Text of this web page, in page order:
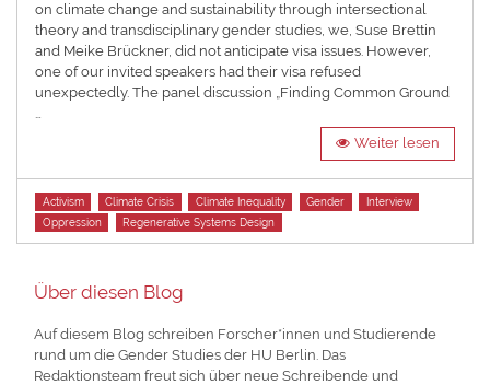
on climate change and sustainability through intersectional
theory and transdisciplinary gender studies, we, Suse Brettin
and Meike Brückner, did not anticipate visa issues. However,
one of our invited speakers had their visa refused
unexpectedly. The panel discussion „Finding Common Ground
…
Weiter lesen
Tags
Activism Climate Crisis Climate Inequality Gender
Interview
Oppression
Regenerative Systems Design
Über diesen Blog
Auf diesem Blog schreiben Forscher*innen und Studierende
rund um die Gender Studies der HU Berlin. Das
Redaktionsteam freut sich über neue Schreibende und